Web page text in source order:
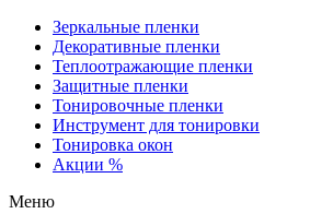
Зеркальные пленки
Декоративные пленки
Теплоотражающие пленки
Защитные пленки
Тонировочные пленки
Инструмент для тонировки
Тонировка окон
Акции %
Меню